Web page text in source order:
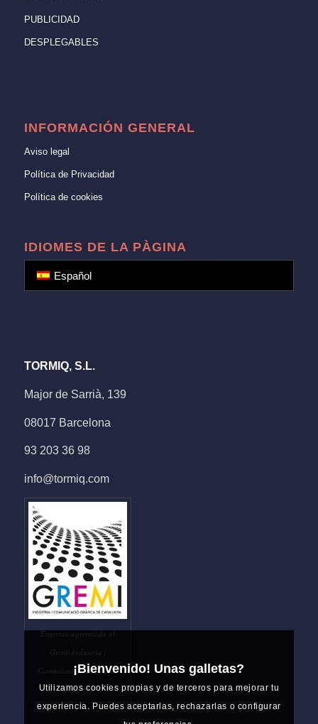
PUBLICIDAD
DESPLEGABLES
INFORMACIÓN GENERAL
Aviso legal
Política de Privacidad
Política de cookies
IDIOMES DE LA PÀGINA
Español
TORMIQ, S.L.
Major de Sarrià, 139
08017 Barcelona
93 203 36 98
info@tormiq.com
Empresa agremiada al
Gremi Indústria i
Comunicació Gràfica de
Catalunya
¡Bienvenido! Unas galletas?
Utilizamos cookies propias y de terceros para mejorar tu
experiencia. Puedes aceptarlas, rechazarlas o configurar